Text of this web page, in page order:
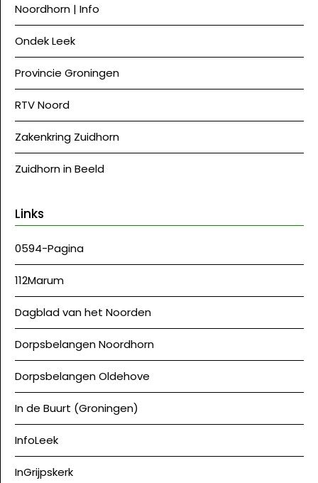
Noordhorn | Info
Ondek Leek
Provincie Groningen
RTV Noord
Zakenkring Zuidhorn
Zuidhorn in Beeld
Links
0594-Pagina
112Marum
Dagblad van het Noorden
Dorpsbelangen Noordhorn
Dorpsbelangen Oldehove
In de Buurt (Groningen)
InfoLeek
InGrijpskerk